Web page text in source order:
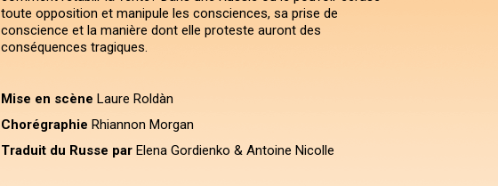
toute opposition et manipule les consciences, sa prise de
conscience et la manière dont elle proteste auront des
conséquences tragiques.
Mise en scène Laure Roldàn
Chorégraphie Rhiannon Morgan
Traduit du Russe parElena Gordienko & Antoine Nicolle